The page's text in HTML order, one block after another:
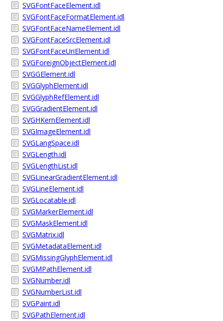
SVGFontFaceElement.idl
SVGFontFaceFormatElement.idl
SVGFontFaceNameElement.idl
SVGFontFaceSrcElement.idl
SVGFontFaceUriElement.idl
SVGForeignObjectElement.idl
SVGGElement.idl
SVGGlyphElement.idl
SVGGlyphRefElement.idl
SVGGradientElement.idl
SVGHKernElement.idl
SVGImageElement.idl
SVGLangSpace.idl
SVGLength.idl
SVGLengthList.idl
SVGLinearGradientElement.idl
SVGLineElement.idl
SVGLocatable.idl
SVGMarkerElement.idl
SVGMaskElement.idl
SVGMatrix.idl
SVGMetadataElement.idl
SVGMissingGlyphElement.idl
SVGMPathElement.idl
SVGNumber.idl
SVGNumberList.idl
SVGPaint.idl
SVGPathElement.idl